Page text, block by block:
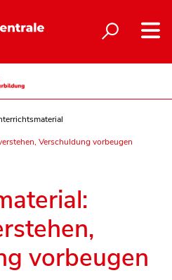
Verschuldung vorbeugen
vorbeugen